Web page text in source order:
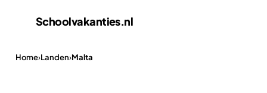
Schoolvakanties.nl
Home›Landen›Malta